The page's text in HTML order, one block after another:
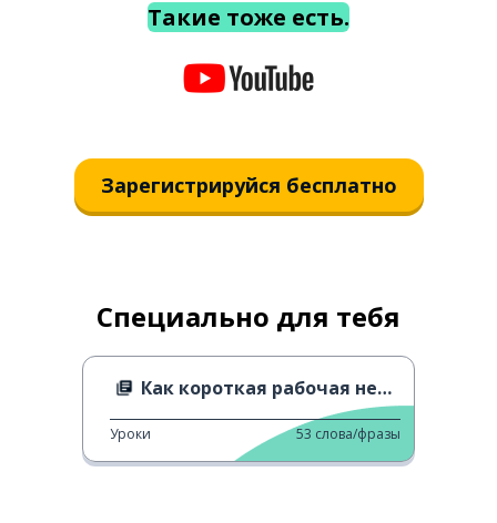
Такие тоже есть.
Зарегистрируйся бесплатно
Специально для тебя
Как короткая рабочая неделя разделяет Италию
Уроки 53 слова/фразы